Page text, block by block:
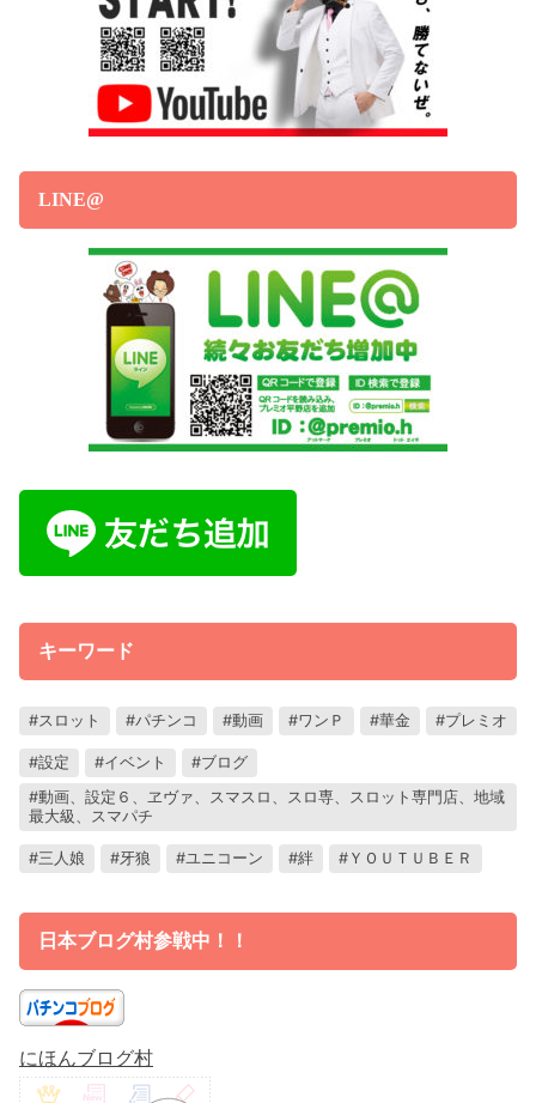
LINE@
キーワード
スロット パチンコ 動画 ワンＰ 華金 プレミオ
設定 イベント
ブログ
動画、設定６、ヱヴァ、スマスロ、スロ専、スロット専門店、地域
最大級、スマパチ
三人娘 牙狼 ユニコーン 絆 ＹＯＵＴＵＢＥＲ
日本ブログ村参戦中！！
にほんブログ村